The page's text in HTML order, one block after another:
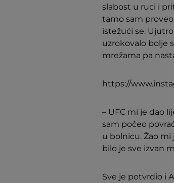
slabost u ruci i
tamo sam
istežući se.
uzrokovalo bolje
mrežama pa
https://
– UFC mi je dao
sam počeo
u bolnicu. Žao mi
bilo je sve izvan
Sve je potvrdio i